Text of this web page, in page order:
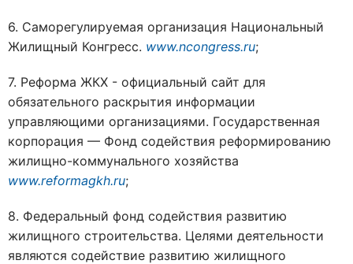
6. Саморегулируемая организация Национальный
Жилищный Конгресс. www.ncongress.ru;
7. Реформа ЖКХ - официальный сайт для
обязательного раскрытия информации
управляющими организациями. Государственная
корпорация — Фонд содействия реформированию
жилищно-коммунального хозяйства
www.reformagkh.ru;
8. Федеральный фонд содействия развитию
жилищного строительства. Целями деятельности
являются содействие развитию жилищного